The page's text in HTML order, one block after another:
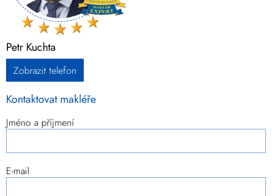
Petr Kuchta
Zobrazit telefon
Kontaktovat makléře
Jméno a příjmení
E-mail